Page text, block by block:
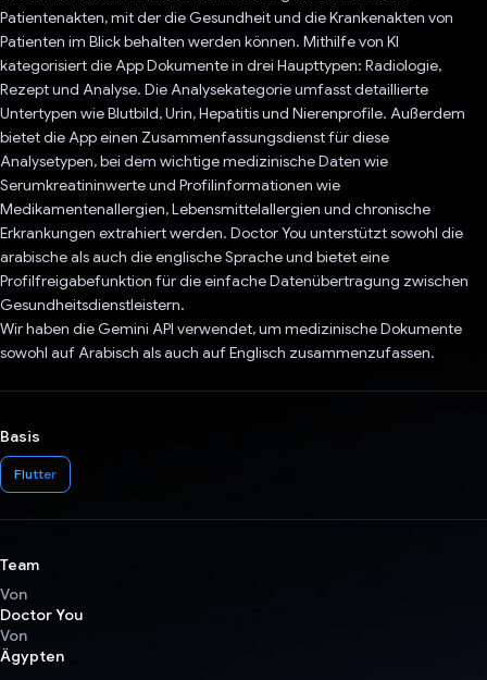
Patientenakten, mit der die Gesundheit und die Krankenakten von
Patienten im Blick behalten werden können. Mithilfe von KI
kategorisiert die App Dokumente in drei Haupttypen: Radiologie,
Rezept und Analyse. Die Analysekategorie umfasst detaillierte
Untertypen wie Blutbild, Urin, Hepatitis und Nierenprofile. Außerdem
bietet die App einen Zusammenfassungsdienst für diese
Analysetypen, bei dem wichtige medizinische Daten wie
Serumkreatininwerte und Profilinformationen wie
Medikamentenallergien, Lebensmittelallergien und chronische
Erkrankungen extrahiert werden. Doctor You unterstützt sowohl die
arabische als auch die englische Sprache und bietet eine
Profilfreigabefunktion für die einfache Datenübertragung zwischen
Gesundheitsdienstleistern.
Wir haben die Gemini API verwendet, um medizinische Dokumente
sowohl auf Arabisch als auch auf Englisch zusammenzufassen.
Basis
Flutter
Team
Von
Doctor You
Von
Ägypten